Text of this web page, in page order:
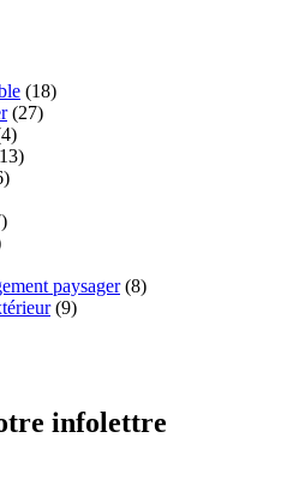
(18)
(27)
paysager(8)
(9)
infolettre